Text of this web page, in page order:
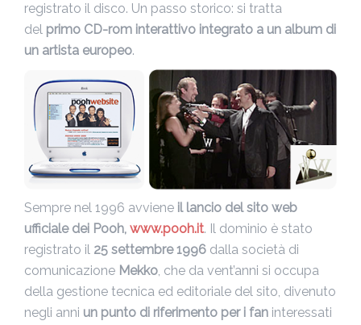
registrato il disco. Un passo storico: si tratta
del primo CD-rom interattivo integrato a un album di
un artista europeo.
Sempre nel 1996 avviene il lancio del sito web
ufficiale dei Pooh, www.pooh.it. Il dominio è stato
registrato il 25 settembre 1996 dalla società di
comunicazione Mekko, che da vent’anni si occupa
della gestione tecnica ed editoriale del sito, divenuto
negli anni un punto di riferimento per i fan interessati